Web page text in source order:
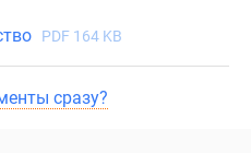
PDF 164 KB
сразу?